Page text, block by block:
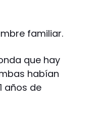
familiar.
que hay
habían
años de